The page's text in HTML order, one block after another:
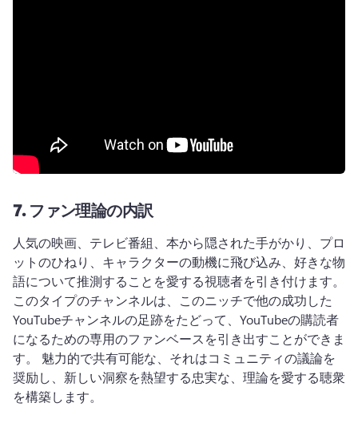
7.ファン理論の内訳
人気の映画、テレビ番組、本から隠された手がかり、プロ
ットのひねり、キャラクターの動機に飛び込み、好きな物
このタイプのチャンネルは、このニッチで他の成功した
YouTubeチャンネルの足跡をたどって、YouTubeの購読者
になるための専用のファンベースを引き出すことができま
す。 魅力的で共有可能な、それはコミュニティの議論を
奨励し、新しい洞察を熱望する忠実な、理論を愛する聴衆
を構築します。